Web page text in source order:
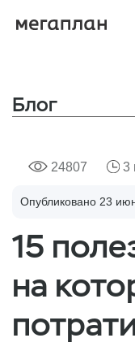
Блог
24807 3
Опубликовано 23
15
на